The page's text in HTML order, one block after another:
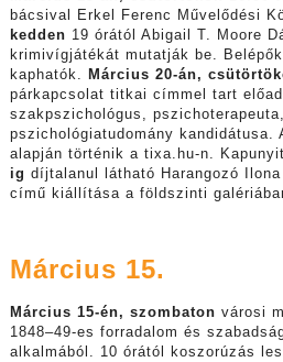
bácsival Erkel Ferenc Művelődési
kedden 19 órától Abigail T. Moore
krimivígjátékát mutatják be.
kaphatók.
Március 20-án,
párkapcsolat titkai címmel tart
szakpszichológus,
pszichológiatudomány kandidátusa.
alapján történik a tixa.hu-n.
ig díjtalanul látható Harangozó
című kiállítása a földszinti
Március 15.
Március 15-én, szombaton városi
1848–49-es forradalom és
alkalmából. 10 órától koszorúzás